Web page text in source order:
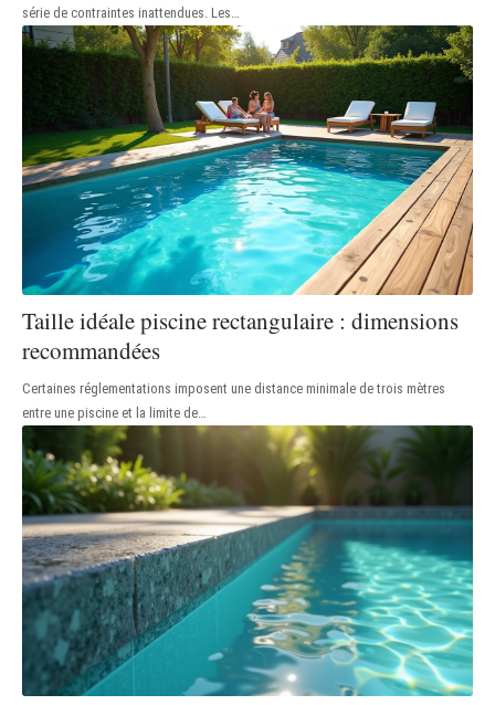
série de contraintes inattendues. Les
Taille idéale piscine rectangulaire : dimensions
recommandées
Certaines réglementations imposent une distance minimale de trois mètres
entre une piscine et la limite de…